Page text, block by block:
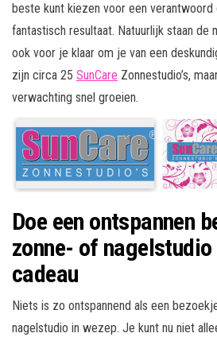
beste kunt kiezen voor een verantwoord
fantastisch resultaat. Natuurlijk staan de
ook voor je klaar om je van een
zijn circa 25 SunCare Zonnestudio’s,
verwachting snel groeien.
Doe een ontspannen
zonne- of nagelstudio
cadeau
Niets is zo ontspannend als een
nagelstudio in wezep. Je kunt nu niet